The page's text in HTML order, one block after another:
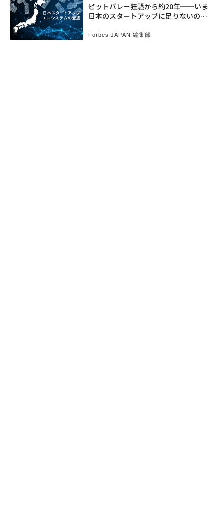
ビットバレー狂騒から約20年──いま
日本のスタートアップに足りないのは
Forbes JAPAN 編集部